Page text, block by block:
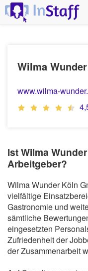
Wilma
www.wilma-
Ist Wilma
Arbeitgeber?
Wilma Wunder Köln
vielfältige
Gastronomie und
sämtliche
eingesetzten
Zufriedenheit der
der Zusammenarbeit